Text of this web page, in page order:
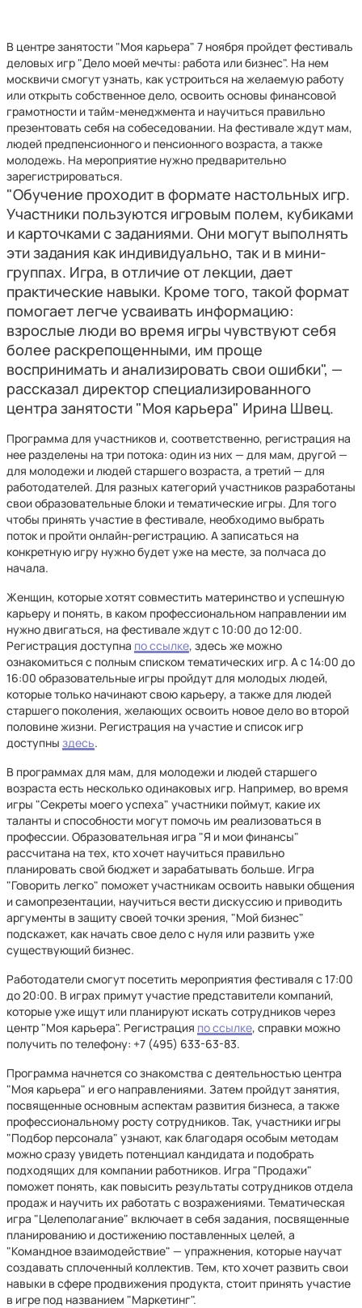
В центре занятости "Моя карьера" 7 ноября пройдет фестиваль
деловых игр "Дело моей мечты: работа или бизнес". На нем
москвичи смогут узнать, как устроиться на желаемую работу
или открыть собственное дело, освоить основы финансовой
грамотности и тайм-менеджмента и научиться правильно
презентовать себя на собеседовании. На фестивале ждут мам,
людей предпенсионного и пенсионного возраста, а также
молодежь. На мероприятие нужно предварительно
зарегистрироваться.
"Обучение проходит в формате настольных игр.
Участники пользуются игровым полем, кубиками
и карточками с заданиями. Они могут выполнять
эти задания как индивидуально, так и в мини-
группах. Игра, в отличие от лекции, дает
практические навыки. Кроме того, такой формат
помогает легче усваивать информацию:
взрослые люди во время игры чувствуют себя
более раскрепощенными, им проще
воспринимать и анализировать свои ошибки", —
рассказал директор специализированного
центра занятости "Моя карьера" Ирина Швец.
Программа для участников и, соответственно, регистрация на
нее разделены на три потока: один из них — для мам, другой —
для молодежи и людей старшего возраста, а третий — для
работодателей. Для разных категорий участников разработаны
свои образовательные блоки и тематические игры. Для того
чтобы принять участие в фестивале, необходимо выбрать
поток и пройти онлайн-регистрацию. А записаться на
конкретную игру нужно будет уже на месте, за полчаса до
начала.
Женщин, которые хотят совместить материнство и успешную
карьеру и понять, в каком профессиональном направлении им
нужно двигаться, на фестивале ждут с 10:00 до 12:00.
Регистрация доступна по ссылке, здесь же можно
ознакомиться с полным списком тематических игр. А с 14:00 до
16:00 образовательные игры пройдут для молодых людей,
которые только начинают свою карьеру, а также для людей
старшего поколения, желающих освоить новое дело во второй
половине жизни. Регистрация на участие и список игр
доступны здесь.
В программах для мам, для молодежи и людей старшего
возраста есть несколько одинаковых игр. Например, во время
игры "Секреты моего успеха" участники поймут, какие их
таланты и способности могут помочь им реализоваться в
профессии. Образовательная игра "Я и мои финансы"
рассчитана на тех, кто хочет научиться правильно
планировать свой бюджет и зарабатывать больше. Игра
"Говорить легко" поможет участникам освоить навыки общения
и самопрезентации, научиться вести дискуссию и приводить
аргументы в защиту своей точки зрения, "Мой бизнес"
подскажет, как начать свое дело с нуля или развить уже
существующий бизнес.
Работодатели смогут посетить мероприятия фестиваля с 17:00
до 20:00. В играх примут участие представители компаний,
которые уже ищут или планируют искать сотрудников через
центр "Моя карьера". Регистрация по ссылке, справки можно
получить по телефону: +7 (495) 633-63-83.
Программа начнется со знакомства с деятельностью центра
"Моя карьера" и его направлениями. Затем пройдут занятия,
посвященные основным аспектам развития бизнеса, а также
профессиональному росту сотрудников. Так, участники игры
"Подбор персонала" узнают, как благодаря особым методам
можно сразу увидеть потенциал кандидата и подобрать
подходящих для компании работников. Игра "Продажи"
поможет понять, как повысить результаты сотрудников отдела
продаж и научить их работать с возражениями. Тематическая
игра "Целеполагание" включает в себя задания, посвященные
планированию и достижению поставленных целей, а
"Командное взаимодействие" — упражнения, которые научат
создавать сплоченный коллектив. Тем, кто хочет развить свои
навыки в сфере продвижения продукта, стоит принять участие
в игре под названием "Маркетинг".